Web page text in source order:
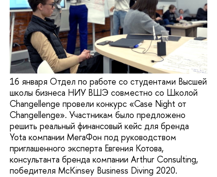
16 января Отдел по работе со студентами Высшей
школы бизнеса НИУ ВШЭ совместно со Школой
Changellenge провели конкурс «Case Night от
Changellenge». Участникам было предложено
решить реальный финансовый кейс для бренда
Yota компании МегаФон под руководством
приглашенного эксперта Евгения Котова,
консультанта бренда компании Arthur Consulting,
победителя McKinsey Business Diving 2020.